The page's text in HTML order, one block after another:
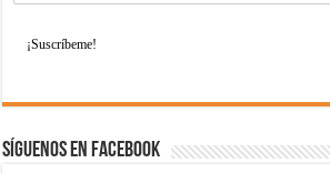
Síguenos en Facebook